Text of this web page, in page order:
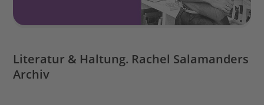
Literatur & Haltung. Rachel Salamanders
Archiv